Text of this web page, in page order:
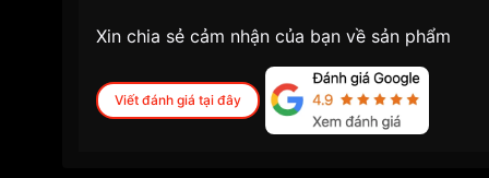
Xin chia sẻ cảm nhận của bạn về sản phẩm
Viết đánh giá tại đây